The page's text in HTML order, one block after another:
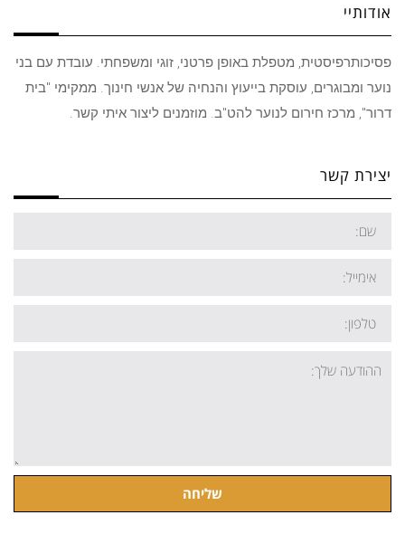
אודותיי
פסיכותרפיסטית, מטפלת באופן פרטני, זוגי ומשפחתי. עובדת עם בני
נוער ומבוגרים, עוסקת בייעוץ והנחיה של אנשי חינוך. ממקימי "בית
דרור", מרכז חירום לנוער להט"ב. מוזמנים ליצור איתי קשר.
יצירת קשר
שם
אימייל
טלפון:
ההודעה
שלך
שליחה